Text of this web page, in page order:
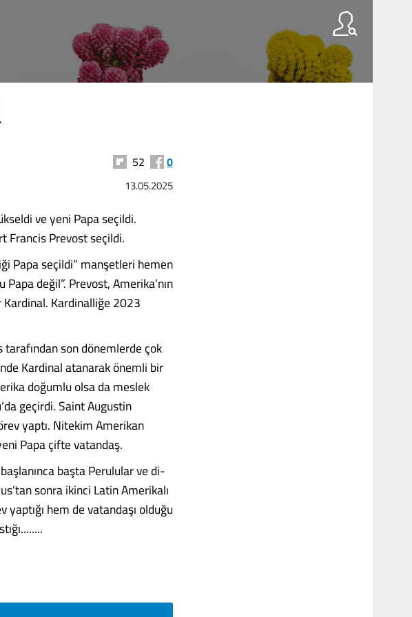
52 0
13.05.2025
ve yeni Papa seçildi.
Francis Prevost se­çildi.
Papa seçildi” man­şetleri hemen
değil”. Prevost, Amerika’nın
Kardinalliğe 2023
tarafından son dönemlerde çok
Kardinal atanarak önemli bir
doğumlu olsa da meslek
geçirdi. Saint Augustin
yaptı. Nitekim Amerikan
Papa çifte vatandaş.
başta Perulular ve di­
sonra ikinci Latin Amerikalı
hem de vatandaşı olduğu